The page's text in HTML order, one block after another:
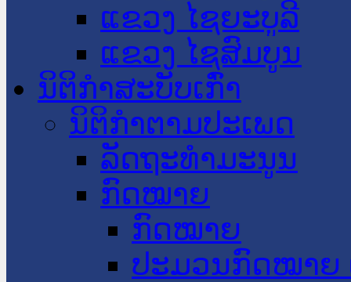
ແຂວງ ໄຊຍະບູລີ
ແຂວງ ໄຊສົມບູນ
ນິຕິກໍາສະບັບເກົ່າ
ນິຕິກຳຕາມປະເພດ
ລັດຖະທໍາມະນູນ
ກົດໝາຍ
ກົດໝາຍ
ປະມວນກົດໝາຍ